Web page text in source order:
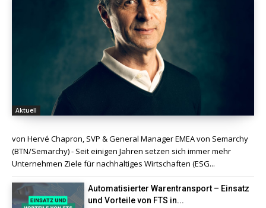
Aktuell
von Hervé Chapron, SVP & General Manager EMEA von Semarchy
(BTN/Semarchy) - Seit einigen Jahren setzen sich immer mehr
Unternehmen Ziele für nachhaltiges Wirtschaften (ESG...
Automatisierter Warentransport – Einsatz
und Vorteile von FTS in...